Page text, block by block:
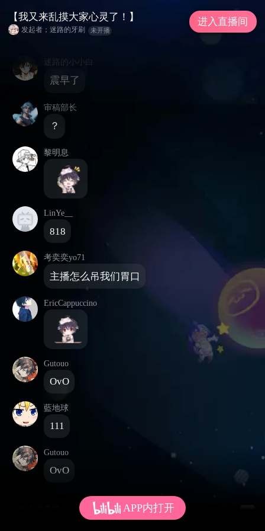
不爱吃香菜23333333
好哦
迷路的小小白
震早了
审稿部长
？
黎明息
LinYe__
818
考奕奕yo71
主播怎么吊我们胃口
EricCappuccino
Gutouo
OvO
藍地球
111
Gutouo
OvO
【我又来乱摸大家心灵了！】
发起者；迷路的牙刷 未开播
进入直播间
APP内打开